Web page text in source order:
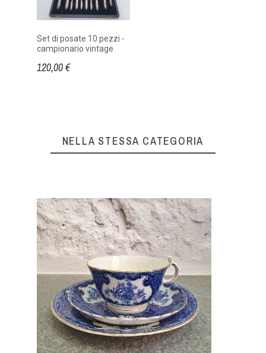
Set di posate 10 pezzi -
campionario vintage
120,00 €
NELLA STESSA CATEGORIA